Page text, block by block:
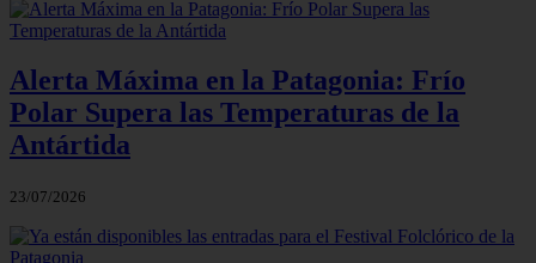
Alerta Máxima en la Patagonia: Frío
Polar Supera las Temperaturas de la
Antártida
23/07/2026